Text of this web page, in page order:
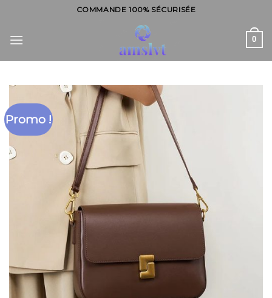
content
COMMANDE 100% SÉCURISÉE
0
Promo !